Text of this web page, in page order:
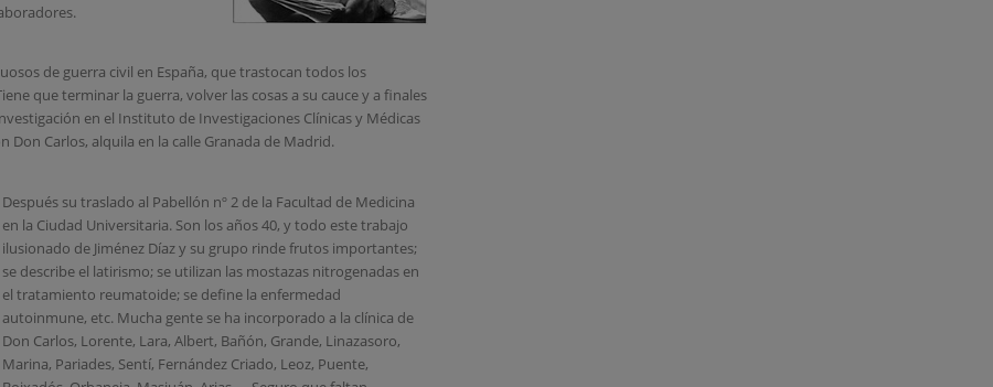
de guerra civil en España, que trastocan todos los
que terminar la guerra, volver las cosas a su cauce y a finales
en el Instituto de Investigaciones Clínicas y Médicas
Carlos, alquila en la calle Granada de Madrid.
Después su traslado al Pabellón nº 2 de la Facultad de Medicina
en la Ciudad Universitaria. Son los años 40, y todo este trabajo
ilusionado de Jiménez Díaz y su grupo rinde frutos importantes;
se describe el latirismo; se utilizan las mostazas nitrogenadas en
el tratamiento reumatoide; se define la enfermedad
autoinmune, etc. Mucha gente se ha incorporado a la clínica de
Don Carlos, Lorente, Lara, Albert, Bañón, Grande, Linazasoro,
Marina, Pariades, Sentí, Fernández Criado, Leoz, Puente,